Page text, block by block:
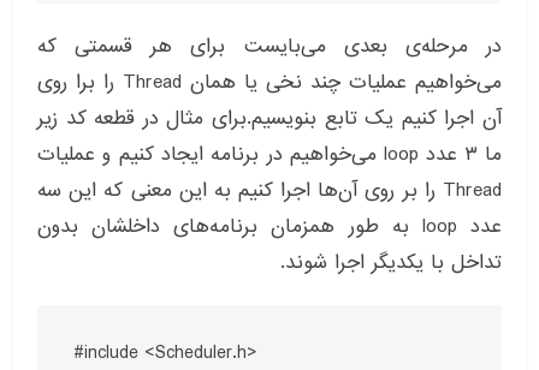
در مرحله‌ی بعدی می‌بایست برای هر قسمتی که
می‌خواهیم عملیات چند نخی یا همان Thread را برا روی
آن اجرا کنیم یک تابع بنویسیم.برای مثال در قطعه کد زیر
ما ۳ عدد loop می‌خواهیم در برنامه ایجاد کنیم و عملیات
Thread را بر روی آن‌ها اجرا کنیم به این معنی که این سه
عدد loop به طور همزمان برنامه‌های داخلشان بدون
تداخل با یکدیگر اجرا شوند.
#include <Scheduler.h>